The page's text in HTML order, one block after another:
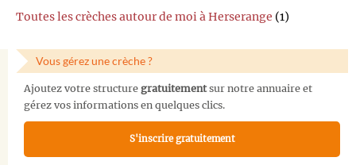
Toutes les crèches autour de moi à Herserange (1)
Vous gérez une crèche ?
Ajoutez votre structure gratuitementsur notre annuaire et
gérez vos informations en quelques clics.
S'inscrire gratuitement